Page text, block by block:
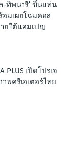
-ทิพนารี’ ขึ้นแท่น
อมเผยโฉมคอล
ายใต้แคมเปญ
PLUS เปิดโปรเจ
าพครีเอเตอร์ไทย